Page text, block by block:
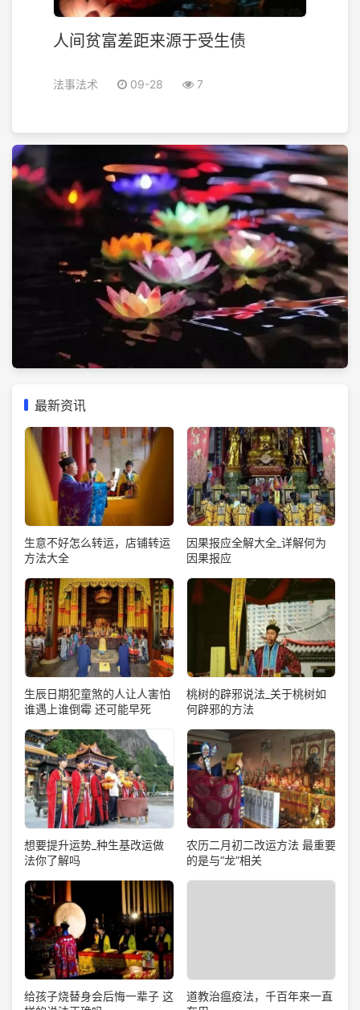
人间贫富差距来源于受生债
法事法术 09-28 7
最新资讯
生意不好怎么转运，店铺转运
方法大全
因果报应全解大全_详解何为
因果报应
生辰日期犯童煞的人让人害怕
谁遇上谁倒霉 还可能早死
桃树的辟邪说法_关于桃树如
何辟邪的方法
想要提升运势_种生基改运做
法你了解吗
农历二月初二改运方法 最重要
的是与“龙”相关
给孩子烧替身会后悔一辈子 这
道教治瘟疫法，千百年来一直